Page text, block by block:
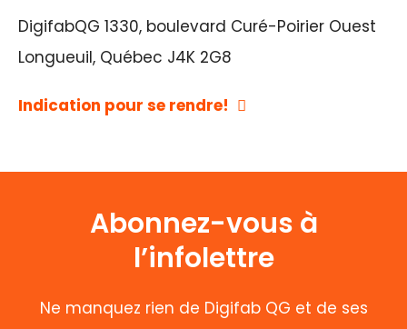
DigifabQG 1330, boulevard Curé-Poirier Ouest
Longueuil, Québec J4K 2G8
Indication pour se rendre!
Abonnez-vous à
l’infolettre
Ne manquez rien de Digifab QG et de ses